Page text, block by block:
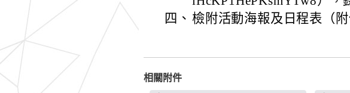
四、 檢附活動海報及日程表（
相關附件